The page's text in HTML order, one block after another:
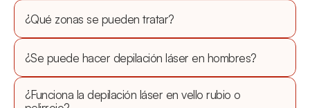
¿Qué zonas se pueden tratar?
¿Se puede hacer depilación láser en hombres?
¿Funciona la depilación láser en vello rubio o